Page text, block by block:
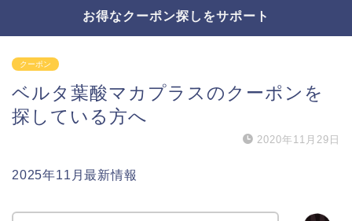
お得なクーポン探しをサポート
クーポン
ベルタ葉酸マカプラスのクーポンを
探している方へ
2020年11月29日
2025年11月最新情報